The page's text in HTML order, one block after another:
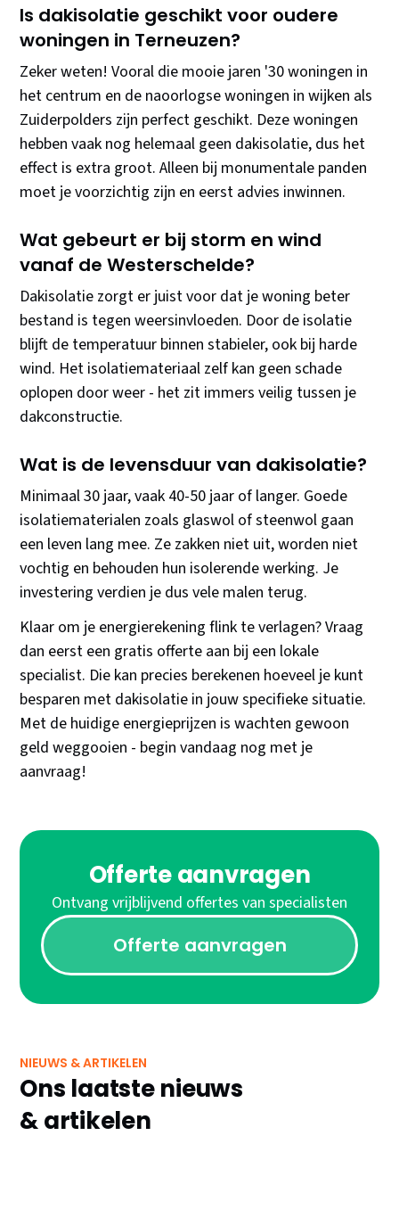
Is dakisolatie geschikt voor oudere
woningen in Terneuzen?
Zeker weten! Vooral die mooie jaren '30 woningen in
het centrum en de naoorlogse woningen in wijken als
Zuiderpolders zijn perfect geschikt. Deze woningen
hebben vaak nog helemaal geen dakisolatie, dus het
effect is extra groot. Alleen bij monumentale panden
moet je voorzichtig zijn en eerst advies inwinnen.
Wat gebeurt er bij storm en wind
vanaf de Westerschelde?
Dakisolatie zorgt er juist voor dat je woning beter
bestand is tegen weersinvloeden. Door de isolatie
blijft de temperatuur binnen stabieler, ook bij harde
wind. Het isolatiemateriaal zelf kan geen schade
oplopen door weer - het zit immers veilig tussen je
dakconstructie.
Wat is de levensduur van dakisolatie?
Minimaal 30 jaar, vaak 40-50 jaar of langer. Goede
isolatiematerialen zoals glaswol of steenwol gaan
een leven lang mee. Ze zakken niet uit, worden niet
vochtig en behouden hun isolerende werking. Je
investering verdien je dus vele malen terug.
Klaar om je energierekening flink te verlagen? Vraag
dan eerst een gratis offerte aan bij een lokale
specialist. Die kan precies berekenen hoeveel je kunt
besparen met dakisolatie in jouw specifieke situatie.
Met de huidige energieprijzen is wachten gewoon
geld weggooien - begin vandaag nog met je
aanvraag!
Offerte aanvragen
Ontvang vrijblijvend offertes van specialisten
Offerte aanvragen
NIEUWS & ARTIKELEN
Ons laatste nieuws
& artikelen